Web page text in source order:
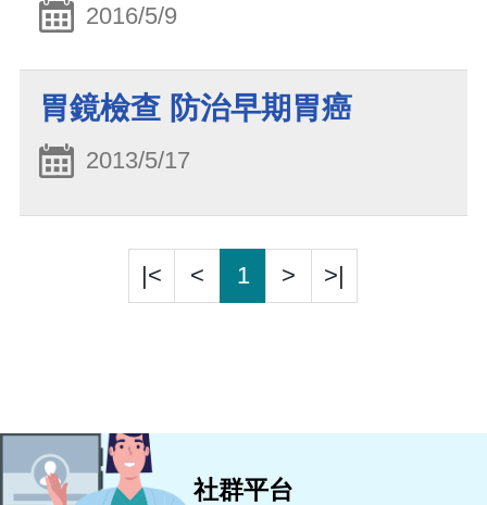
2016/5/9
胃鏡檢查 防治早期胃癌
2013/5/17
|< < 1 > >|
社群平台